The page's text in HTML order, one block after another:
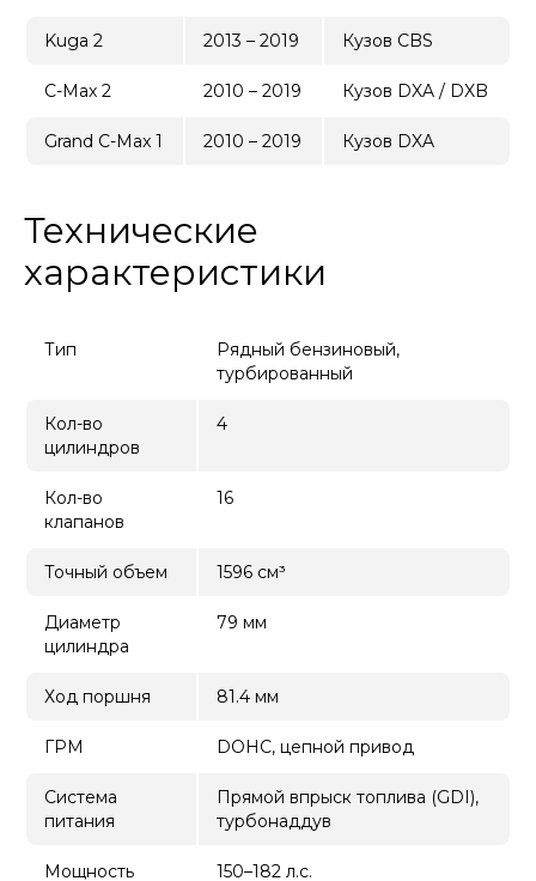
Kuga 2 2013 – 2019 Кузов CBS
C-Max 2 2010 – 2019 Кузов DXA / DXB
Grand C-Max 1 2010 – 2019 Кузов DXA
Технические
характеристики
Тип
Рядный бензиновый,
турбированный
Кол-во
цилиндров
4
Кол-во
клапанов
16
Точный объем 1596 см³
Диаметр
цилиндра
79 мм
Ход поршня 81.4 мм
ГРМ DOHC, цепной привод
Система
питания
Прямой впрыск топлива (GDI),
турбонаддув
Мощность 150–182 л.с.